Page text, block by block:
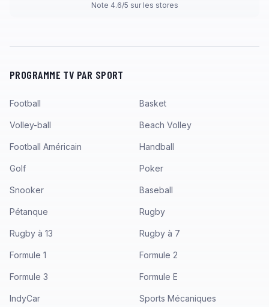
Note 4.6/5 sur les stores
PROGRAMME TV PAR SPORT
Football Basket
Volley-ball Beach Volley
Football Américain Handball
Golf Poker
Snooker Baseball
Pétanque Rugby
Rugby à 13 Rugby à 7
Formule 1 Formule 2
Formule 3 Formule E
IndyCar Sports Mécaniques